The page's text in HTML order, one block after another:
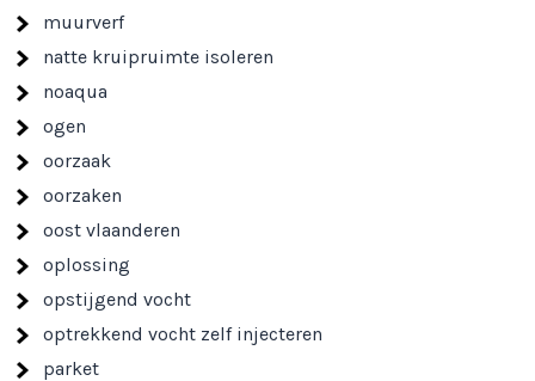
muurverf
natte kruipruimte isoleren
noaqua
ogen
oorzaak
oorzaken
oost vlaanderen
oplossing
opstijgend vocht
optrekkend vocht zelf injecteren
parket